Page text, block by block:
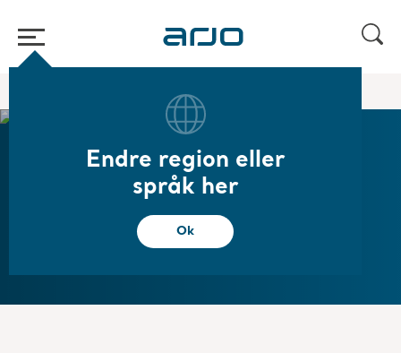
Endre region eller
språk her
Ok
Originale deler
Originale deler